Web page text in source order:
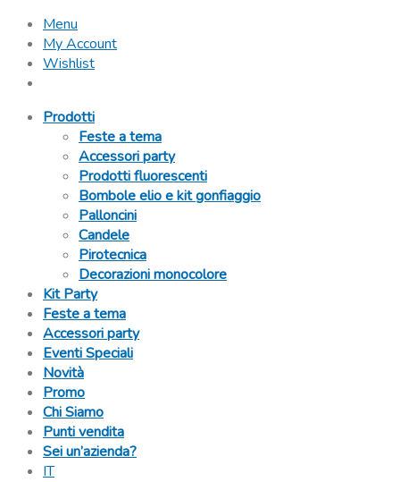
Menu
My Account
Wishlist
Prodotti
Feste a tema
Accessori party
Prodotti fluorescenti
Bombole elio e kit gonfiaggio
Palloncini
Candele
Pirotecnica
Decorazioni monocolore
Kit Party
Feste a tema
Accessori party
Eventi Speciali
Novità
Promo
Chi Siamo
Punti vendita
Sei un’azienda?
IT